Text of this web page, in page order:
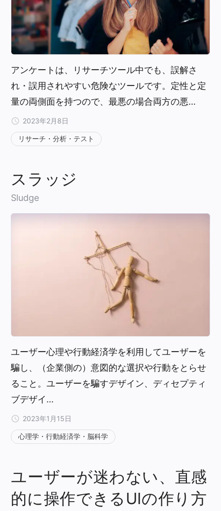
アンケートは、リサーチツール中でも、誤解さ
れ・誤用されやすい危険なツールです。定性と定
量の両側面を持つので、最悪の場合両方の悪…
2023年2月8日
リサーチ・分析・テスト
スラッジ
Sludge
ユーザー心理や行動経済学を利用してユーザーを
騙し、（企業側の）意図的な選択や行動をとらせ
ること。ユーザーを騙すデザイン、ディセプティ
ブデザイ…
2023年1月15日
心理学・行動経済学・脳科学
ユーザーが迷わない、直感
的に操作できるUIの作り方